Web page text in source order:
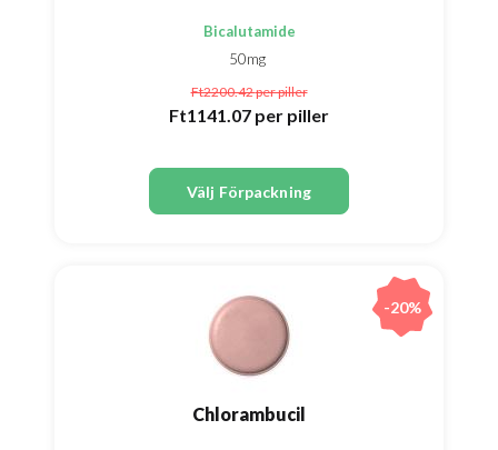
Bicalutamide
50mg
Ft2200.42per piller
Ft1141.07 per piller
Välj Förpackning
Chlorambucil
-20%